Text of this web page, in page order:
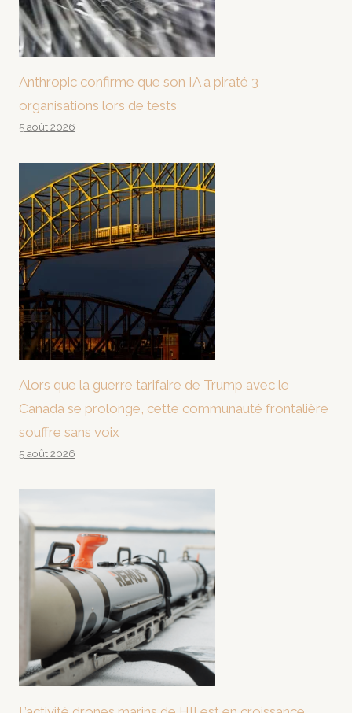
Anthropic confirme que son IA a piraté 3
organisations lors de tests
5 août 2026
Alors que la guerre tarifaire de Trump avec le
Canada se prolonge, cette communauté frontalière
souffre sans voix
5 août 2026